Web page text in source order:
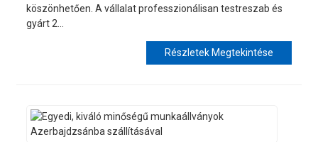
köszönhetően. A vállalat professzionálisan testreszab és
gyárt 2...
Részletek Megtekintése